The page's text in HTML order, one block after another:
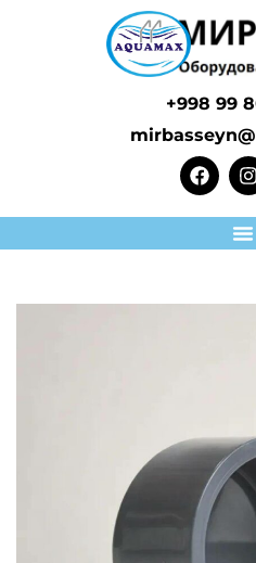
+998 99